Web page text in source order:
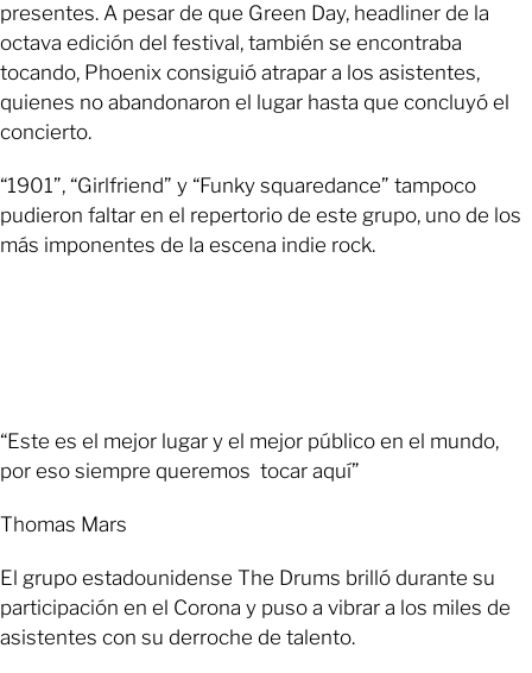
presentes. A pesar de que Green Day, headliner de la
octava edición del festival, también se encontraba
tocando, Phoenix consiguió atrapar a los asistentes,
quienes no abandonaron el lugar hasta que concluyó el
concierto.
“1901”, “Girlfriend” y “Funky squaredance” tampoco
pudieron faltar en el repertorio de este grupo, uno de los
más imponentes de la escena indie rock.
“Este es el mejor lugar y el mejor público en el mundo,
por eso siempre queremos tocar aquí”
Thomas Mars
El grupo estadounidense The Drums brilló durante su
participación en el Corona y puso a vibrar a los miles de
asistentes con su derroche de talento.